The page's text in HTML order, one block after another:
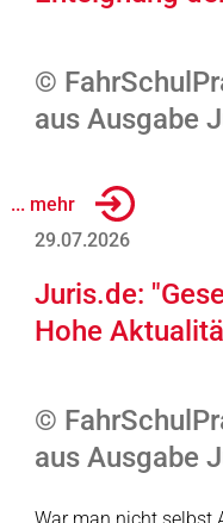
©
aus Ausgabe
... mehr
29.07.2026
Juris.de:
Hohe
©
aus Ausgabe